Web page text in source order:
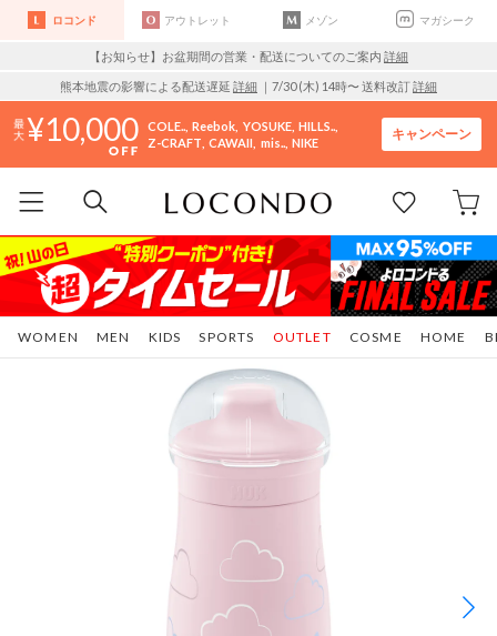
ロコンド アウトレット メゾン マガシーク
【お知らせ】お盆期間の営業・配送についてのご案内 詳細
熊本地震の影響による配送遅延 詳細 ｜7/30 (木) 14時〜 送料改訂詳細
10,000 COLE.. Reebok YOSUKE HILLS..
Z-CRAFT CAWAII mis.. NIKE
キャンペーン
WOMEN MEN KIDS SPORTS COSME HOME
OUTLET